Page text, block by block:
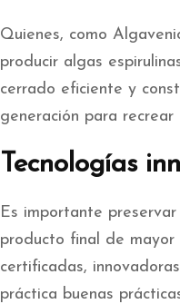
Quienes, como
producir algas
cerrado eficiente y
generación para
Tecnologías
Es importante
producto final de
certificadas,
práctica buenas